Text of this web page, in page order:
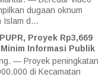
dugaan oknum
Islam d...
Proyek Rp3,669
Informasi Publik
— Proyek peningkatan
di Kecamatan